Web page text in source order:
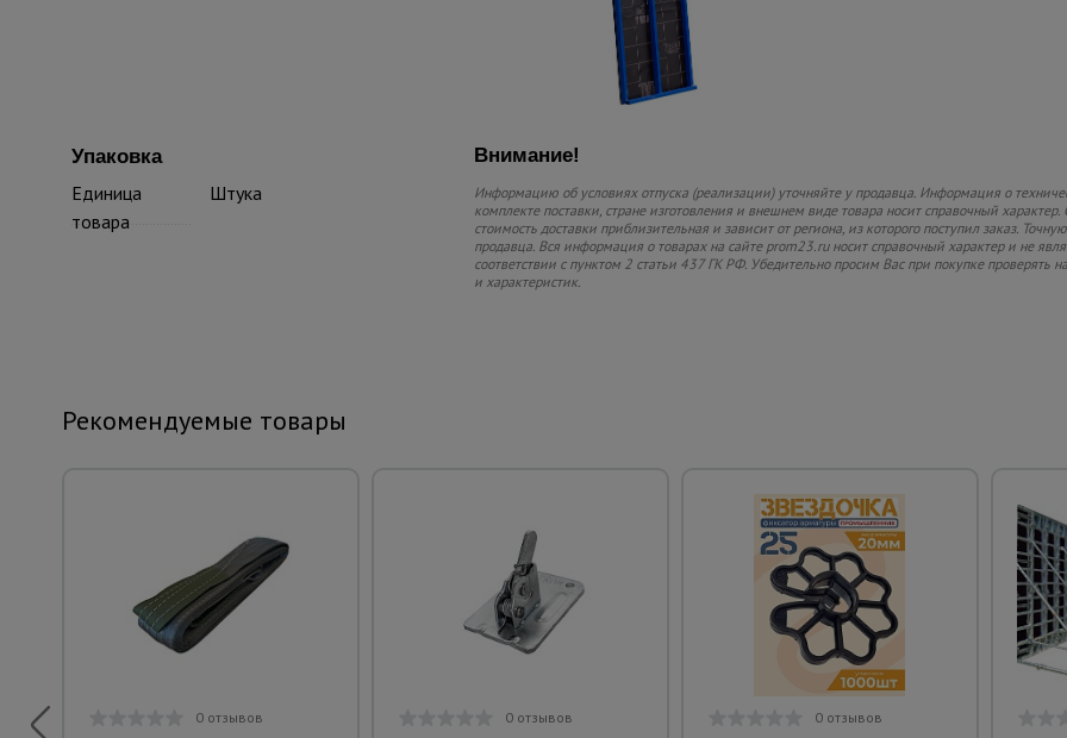
Упаковка
Единица
товара
Штука
Внимание!
Информацию об условиях отпуска (реализации) уточняйте у продавца. Информация о
комплекте поставки, стране изготовления и внешнем виде товара носит справочный характер.
стоимость доставки приблизительная и зависит от региона, из которого поступил заказ.
продавца. Вся информация о товарах на сайте prom23.ru носит справочный характер и не
соответствии с пунктом 2 статьи 437 ГК РФ. Убедительно просим Вас при покупке
и характеристик.
Рекомендуемые товары
0 отзывов 0 отзывов 0 отзывов